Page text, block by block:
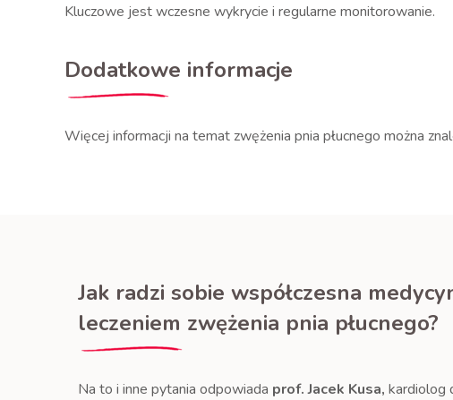
Kluczowe jest wczesne wykrycie i regularne monitorowanie.
Dodatkowe informacje
Więcej informacji na temat zwężenia pnia płucnego można
Jak radzi sobie współczesna
leczeniem zwężenia pnia płucnego?
Na to i inne pytania odpowiada prof. Jacek Kusa, kardiolog